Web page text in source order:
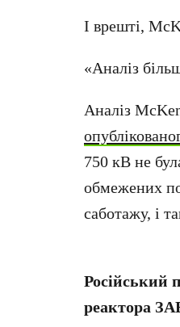
І врешті,
«Аналіз
Аналіз
750 кВ не
обмежених
саботажу, і
Російський
реактора